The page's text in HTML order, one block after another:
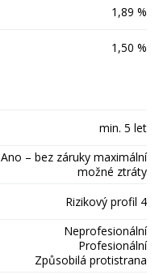
1,89 %
1,50 %
min. 5 let
Ano – bez záruky maximální
možné ztráty
Rizikový profil 4
Neprofesionální
Profesionální
Způsobilá protistrana